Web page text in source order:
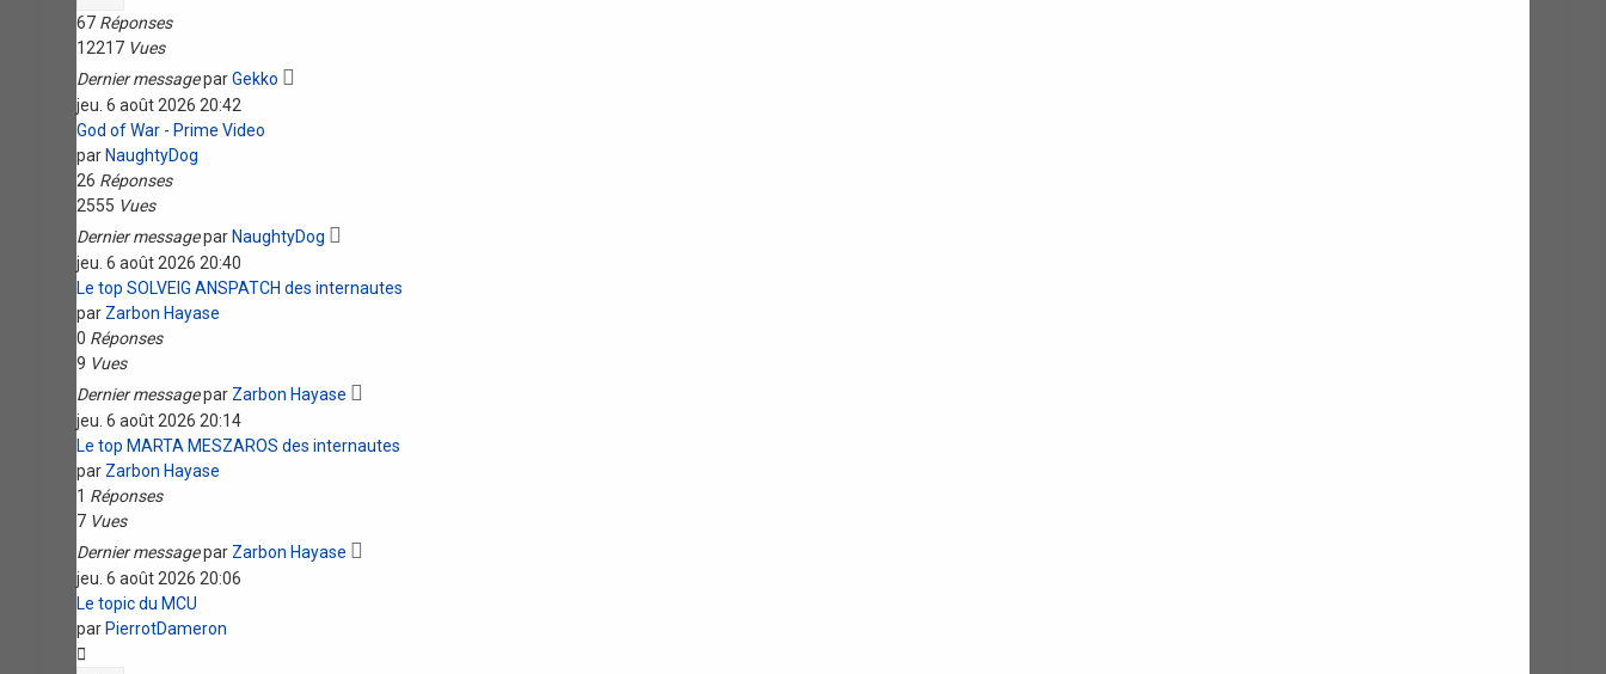
67 Réponses
12217 Vues
Dernier messageparGekko
jeu. 6 août 2026 20:42
God of War - Prime Video
par NaughtyDog
26 Réponses
2555 Vues
Dernier messagepar NaughtyDog
jeu. 6 août 2026 20:40
Le top SOLVEIG ANSPATCH des internautes
par Zarbon Hayase
0 Réponses
9 Vues
Dernier messagepar Zarbon Hayase
jeu. 6 août 2026 20:14
Le top MARTA MESZAROS des internautes
par Zarbon Hayase
1 Réponses
7 Vues
Dernier messagepar Zarbon Hayase
jeu. 6 août 2026 20:06
Le topic du MCU
par PierrotDameron